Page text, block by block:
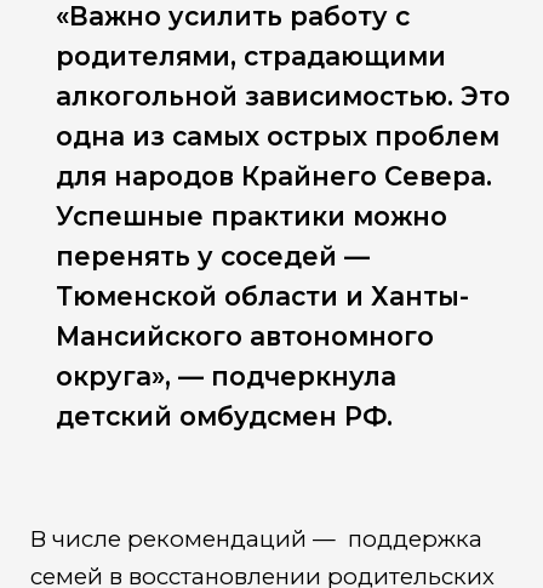
«Важно усилить работу с
родителями, страдающими
алкогольной зависимостью. Это
одна из самых острых проблем
для народов Крайнего Севера.
Успешные практики можно
перенять у соседей —
Тюменской области и Ханты-
Мансийского автономного
округа», — подчеркнула
детский омбудсмен РФ.
В числе рекомендаций — поддержка
семей в восстановлении родительских